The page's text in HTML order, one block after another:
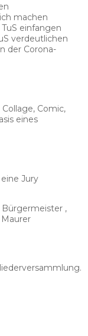
machen
einfangen
verdeutlichen
der Corona-
Comic,
eines
Jury
,